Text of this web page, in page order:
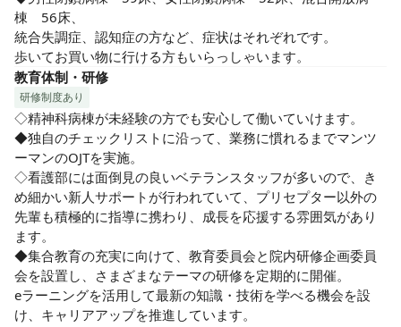
棟　56床、
統合失調症、認知症の方など、症状はそれぞれです。
歩いてお買い物に行ける方もいらっしゃいます。
教育体制・研修
研修制度あり
◇精神科病棟が未経験の方でも安心して働いていけます。
◆独自のチェックリストに沿って、業務に慣れるまでマンツ
ーマンのOJTを実施。
◇看護部には面倒見の良いベテランスタッフが多いので、き
め細かい新人サポートが行われていて、プリセプター以外の
先輩も積極的に指導に携わり、成長を応援する雰囲気があり
ます。
◆集合教育の充実に向けて、教育委員会と院内研修企画委員
会を設置し、さまざまなテーマの研修を定期的に開催。
eラーニングを活用して最新の知識・技術を学べる機会を設
け、キャリアアップを推進しています。